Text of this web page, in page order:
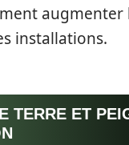
augmenter
installations.
TERRE ET